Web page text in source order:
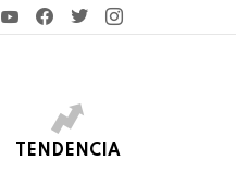
YouTubeFacebook
TwitterInstagram
TENDENCIA